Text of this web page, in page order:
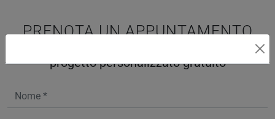
PRENOTA UN APPUNTAMENTO
progetto personalizzato gratuito